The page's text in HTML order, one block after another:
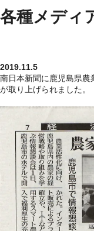
各種メディ
2019.11.5
南日本新聞に鹿児島県農
が取り上げられました。